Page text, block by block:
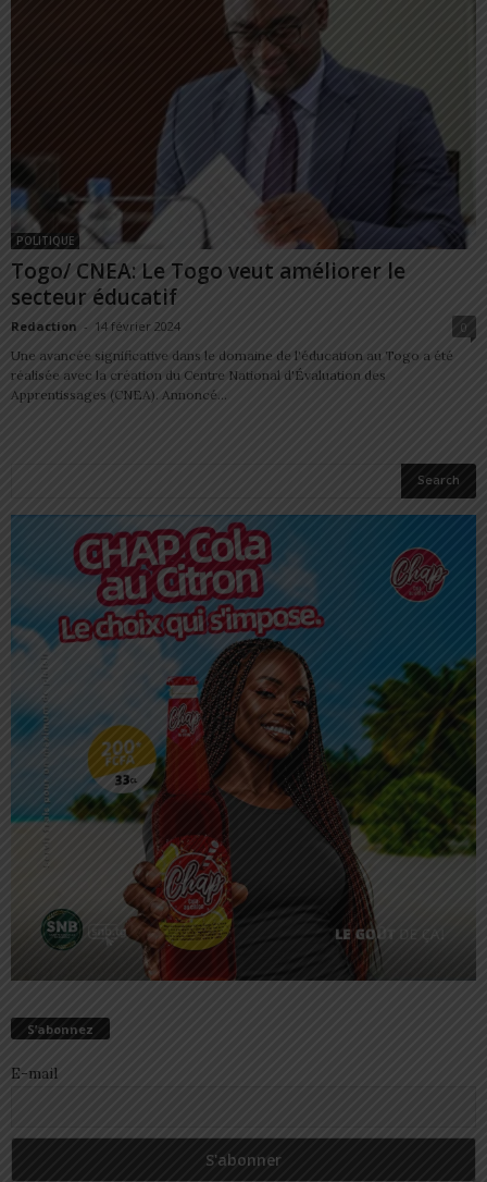
POLITIQUE
Togo/ CNEA: Le Togo veut améliorer le
secteur éducatif
Redaction - 14 février 2024
0
Une avancée significative dans le domaine de l'éducation au Togo a été
réalisée avec la création du Centre National d'Évaluation des
Apprentissages (CNEA). Annoncé...
S’abonnez
E-mail